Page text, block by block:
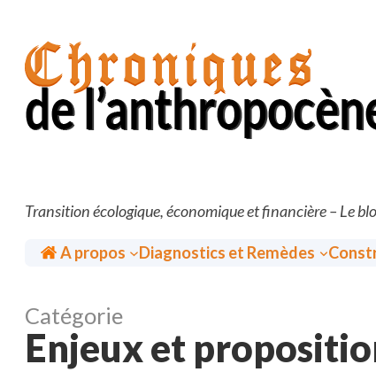
contenu
Transition écologique, économique et financière – Le
Accueil
A propos Diagnostics et Remèdes
Catégorie
Enjeux et